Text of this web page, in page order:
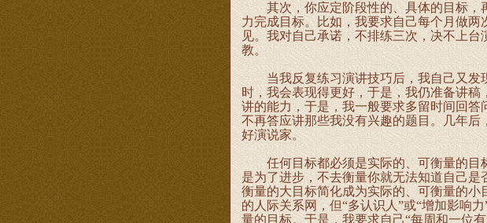
其次，你应定阶段性的、具体的目标，
力完成目标。比如，我要求自己每个月做
见。我对自己承诺，不排练三次，决不上
教。
当我反复练习演讲技巧后，我自己又发
时，我会表现得更好，于是，我仍准备讲
讲的能力，于是，我一般要求多留时间回
不再答应讲那些我没有兴趣的题目。几年
好演说家。
任何目标都必须是实际的、可衡量的目标
是为了进步，不去衡量你就无法知道自己
衡量的大目标简化成为实际的、可衡量的
的人际关系网，但“多认识人”或“增加影响
量的目标。于是，我要求自己“每周和一位